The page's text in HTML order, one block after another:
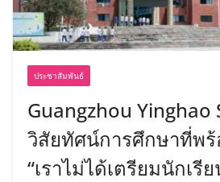
ประชาสัมพันธ์
Guangzhou Yinghao
วิสัยทัศน์การศึกษาที่พ
“เราไม่ได้เตรียมนักเรี